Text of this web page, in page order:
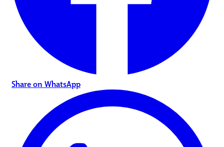
Share on WhatsApp